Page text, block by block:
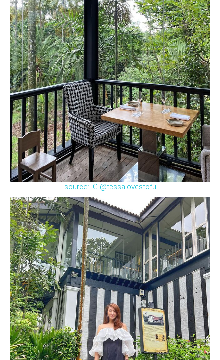
source: IG @tessalovestofu